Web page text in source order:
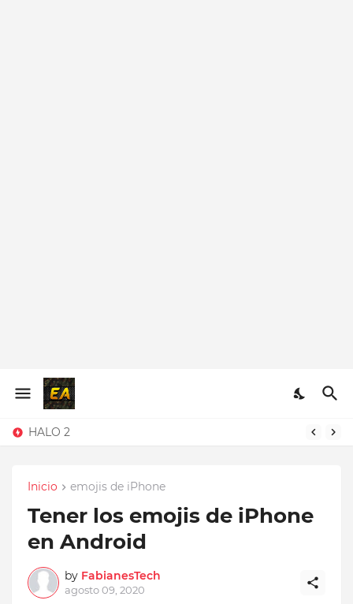
HALO 2
Inicio emojis de iPhone
Tener los emojis de iPhone
en Android
by FabianesTech
agosto 09, 2020